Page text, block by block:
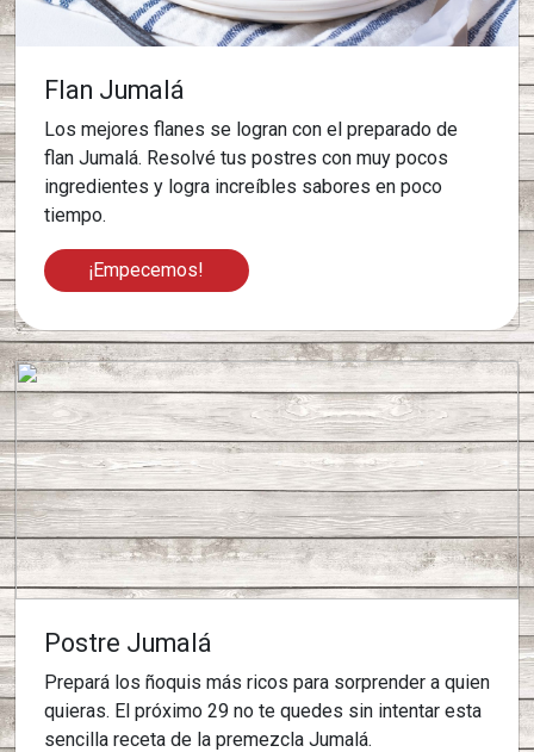
Flan Jumalá
Los mejores flanes se logran con el preparado de
flan Jumalá. Resolvé tus postres con muy pocos
ingredientes y logra increíbles sabores en poco
tiempo.
¡Empecemos!
Postre Jumalá
Prepará los ñoquis más ricos para sorprender a quien
quieras. El próximo 29 no te quedes sin intentar esta
sencilla receta de la premezcla Jumalá.